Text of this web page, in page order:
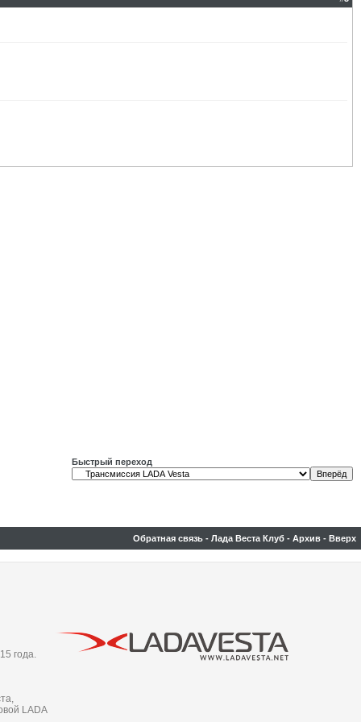
Быстрый переход
Обратная связь - Лада Веста Клуб - Архив - Вверх
года.
LADA